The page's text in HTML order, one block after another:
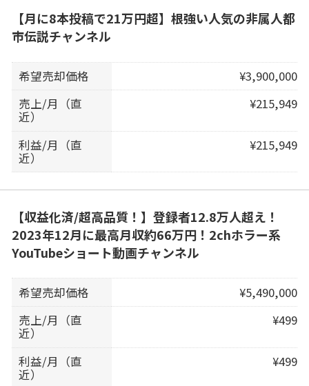
【月に8本投稿で21万円超】根強い人気の非属人都
市伝説チャンネル
希望売却価格
¥3,900,000
売上/月（直
近）
¥215,949
利益/月（直
近）
¥215,949
【収益化済/超高品質！】登録者12.8万人超え！
2023年12月に最高月収約66万円！2chホラー系
YouTubeショート動画チャンネル
希望売却価格
¥5,490,000
売上/月（直
近）
¥499
利益/月（直
近）
¥499